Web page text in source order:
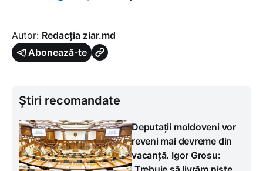
Autor: Redacția ziar.md
Abonează-te
Știri recomandate
Deputații moldoveni vor
reveni mai devreme din
vacanță. Igor Grosu: